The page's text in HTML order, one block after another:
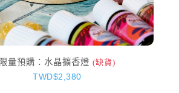
限量預購：水晶擴香燈(缺貨)
TWD$2,380